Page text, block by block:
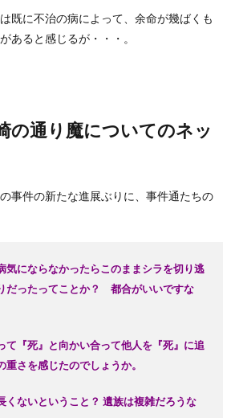
既に不治の病によって、余命が幾ばくも
あると感じるが・・・。
の通り魔についてのネッ
事件の新たな進展ぶりに、事件通たちの
気にならなかったらこのままシラを切り逃
だったってことか？ 都合がいいですな
て『死』と向かい合って他人を『死』に追
重さを感じたのでしょうか。
くないということ？ 遺族は複雑だろうな